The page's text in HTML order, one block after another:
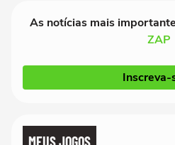
As notícias mais
ZAP
Inscreva-
MEUS JOGOS